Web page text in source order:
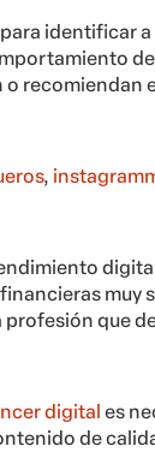
identificar
recomiendan
,
muy
profesión que
digital es
de